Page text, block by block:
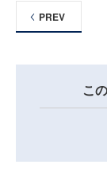
PREV
こ